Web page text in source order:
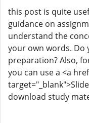
this post is quite
guidance on
understand the
your own words. Do
preparation? Also,
you can use a <a
download study